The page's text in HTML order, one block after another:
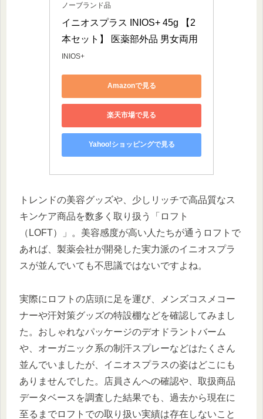
ノーブランド品
イニオスプラス INIOS+ 45g 【2
本セット】 医薬部外品 男女両用
INIOS+
Amazonで見る
楽天市場で見る
Yahoo!ショッピングで見る
トレンドの美容グッズや、少しリッチで高品質なス
キンケア商品を数多く取り扱う「ロフト
（LOFT）」。美容感度が高い人たちが通うロフトで
あれば、製薬会社が開発した実力派のイニオスプラ
スが並んでいても不思議ではないですよね。
実際にロフトの店頭に足を運び、メンズコスメコー
ナーや汗対策グッズの特設棚などを確認してみまし
た。おしゃれなパッケージのデオドラントバーム
や、オーガニック系の制汗スプレーなどはたくさん
並んでいましたが、イニオスプラスの姿はどこにも
ありませんでした。店員さんへの確認や、取扱商品
データベースを調査した結果でも、過去から現在に
至るまでロフトでの取り扱い実績は存在しないこと